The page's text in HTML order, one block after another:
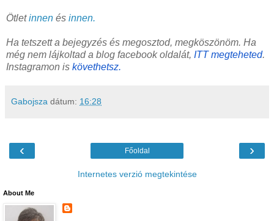
Ötletinnen és innen.
Ha tetszett a bejegyzés és megosztod, megköszönöm. Ha
még nem lájkoltad a blog facebook oldalát, ITT megteheted.
Instagramon is követhetsz.
Gabojsza dátum: 16:28
‹ ›
Főoldal
Internetes verzió megtekintése
About Me